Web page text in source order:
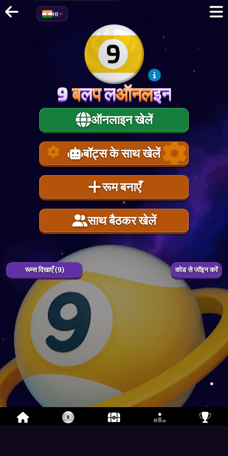
HI
9बलपलऑनलइन
9बलपलऑनलइन
ऑनलाइन खेलें
बॉट्स के साथ खेलें
रूम बनाएँ
साथ बैठकर खेलें
रूम्स दिखाएँ (9) कोड से जॉइन करें